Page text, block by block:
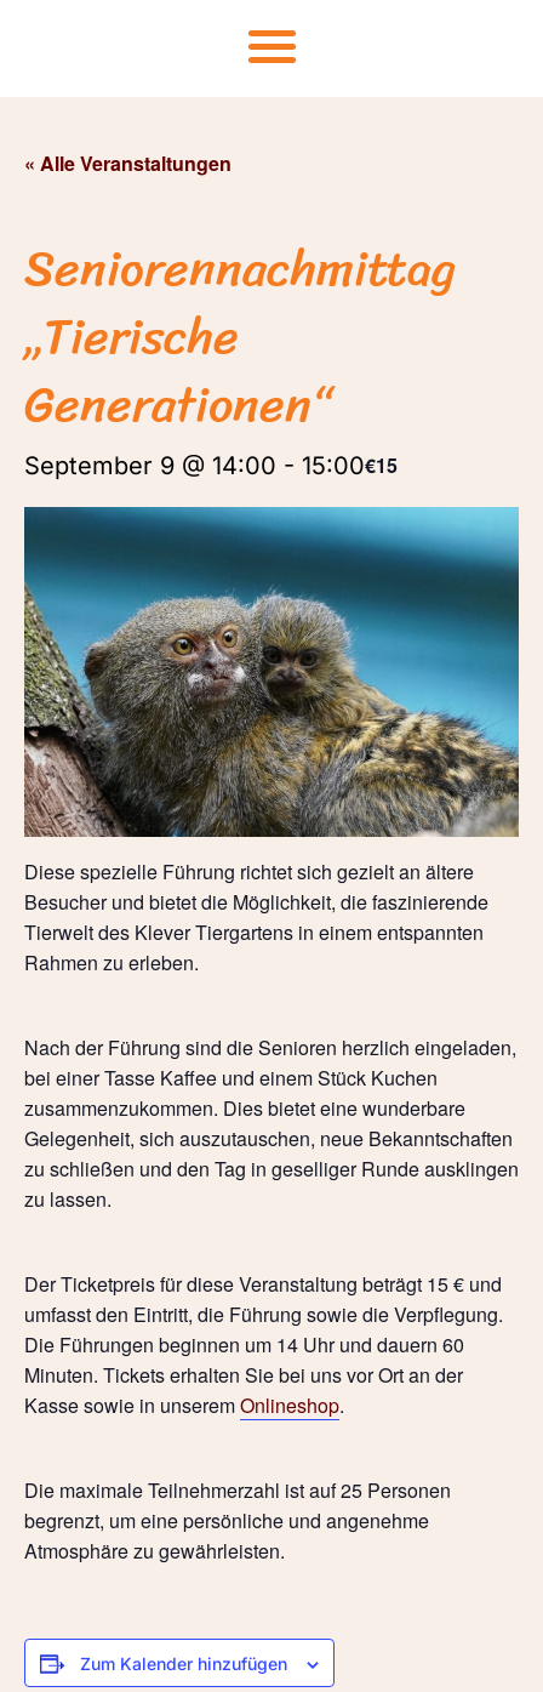
« Alle Veranstaltungen
Seniorennachmittag
„Tierische
Generationen“
September 9 @ 14:00 - 15:00€15
Diese spezielle Führung richtet sich gezielt an ältere
Besucher und bietet die Möglichkeit, die faszinierende
Tierwelt des Klever Tiergartens in einem entspannten
Rahmen zu erleben.
Nach der Führung sind die Senioren herzlich eingeladen,
bei einer Tasse Kaffee und einem Stück Kuchen
zusammenzukommen. Dies bietet eine wunderbare
Gelegenheit, sich auszutauschen, neue Bekanntschaften
zu schließen und den Tag in geselliger Runde ausklingen
zu lassen.
Der Ticketpreis für diese Veranstaltung beträgt 15 € und
umfasst den Eintritt, die Führung sowie die Verpflegung.
Die Führungen beginnen um 14 Uhr und dauern 60
Minuten. Tickets erhalten Sie bei uns vor Ort an der
Kasse sowie in unseremOnlineshop.
Die maximale Teilnehmerzahl ist auf 25 Personen
begrenzt, um eine persönliche und angenehme
Atmosphäre zu gewährleisten.
Zum Kalender hinzufügen